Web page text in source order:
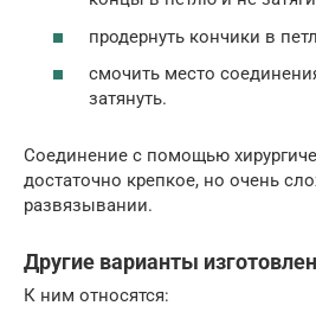
продернуть кончики в
смочить место
затянуть.
Соединение с помощью
достаточно крепкое, но очень
развязывании.
Другие варианты
К ним относятся: